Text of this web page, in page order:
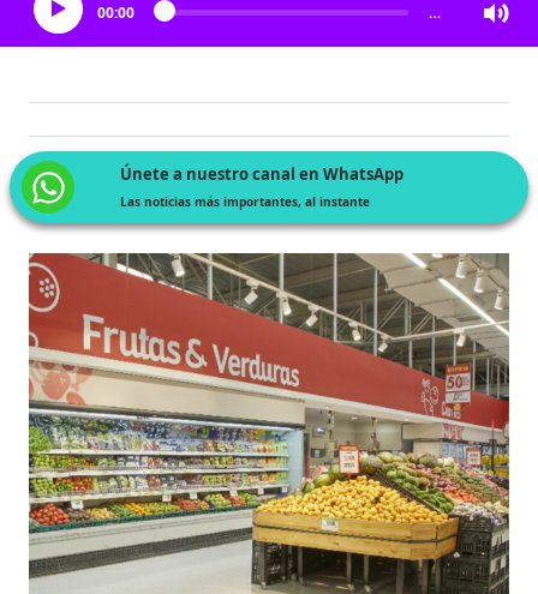
00:00 …
Únete a nuestro canal en WhatsApp
Las noticias más importantes, al instante